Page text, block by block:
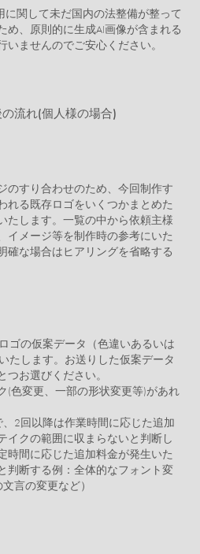
に関して未だ国内の法整備が整って
め、原則的に生成AI画像が含まれる
いませんのでご安心ください。
流れ(個人様の場合)
のすり合わせのため、今回制作す
れる既存ロゴをいくつかまとめた
たします。一覧の中から依頼主様
イメージ等を制作時の参考にいた
確な場合はヒアリングを省略する
ゴの仮案データ（色違いあるいは
たします。お送りした仮案データ
お選びください。
(色変更、一部の形状変更等)があれ
2回以降は作業時間に応じた追加
イクの範囲に収まらないと判断し
時間に応じた追加料金が発生いた
判断する例：全体的なフォント変
言の変更など）